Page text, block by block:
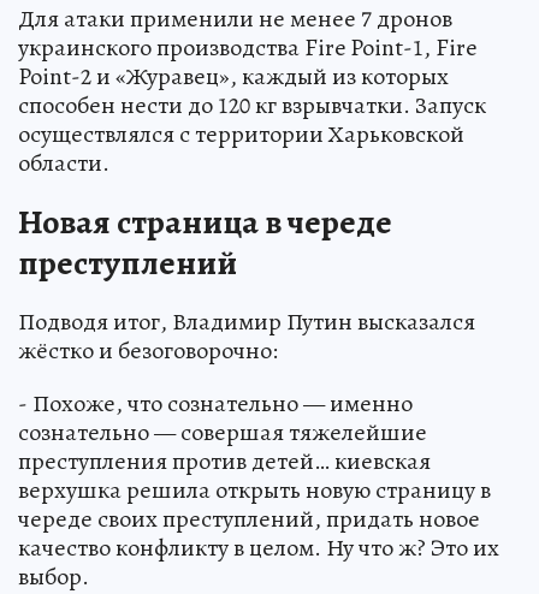
Для атаки применили не менее 7 дронов
украинского производства Fire Point-1, Fire
Point-2 и «Журавец», каждый из которых
способен нести до 120 кг взрывчатки. Запуск
осуществлялся с территории Харьковской
области.
Новая страница в череде
преступлений
Подводя итог, Владимир Путин высказался
жёстко и безоговорочно:
- Похоже, что сознательно — именно
сознательно — совершая тяжелейшие
преступления против детей… киевская
верхушка решила открыть новую страницу в
череде своих преступлений, придать новое
качество конфликту в целом. Ну что ж? Это их
выбор.